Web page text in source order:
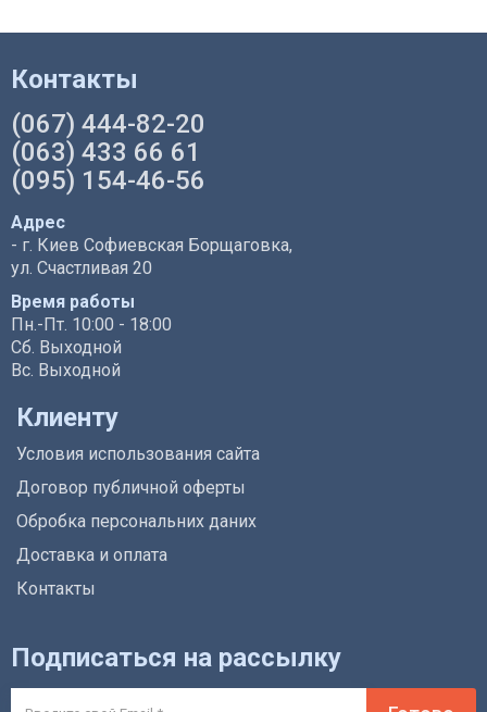
Контакты
(067) 444-82-20
(063) 433 66 61
(095) 154-46-56
Адрес
- г. Киев Софиевская Борщаговка,
ул. Счастливая 20
Время работы
Пн.-Пт. 10:00 - 18:00
Сб. Выходной
Вс. Выходной
Клиенту
Условия использования сайта
Договор публичной оферты
Обробка персональних даних
Доставка и оплата
Контакты
Подписаться на рассылку